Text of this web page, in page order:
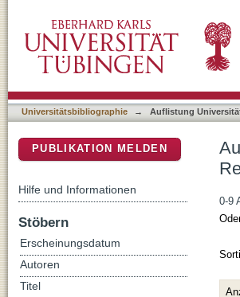
Universitätsbibliographie → Auflistung
0-9
PUBLIKATION MELDEN
Hilfe und Informationen
Stöbern
Erscheinungsdatum
Autoren
Titel